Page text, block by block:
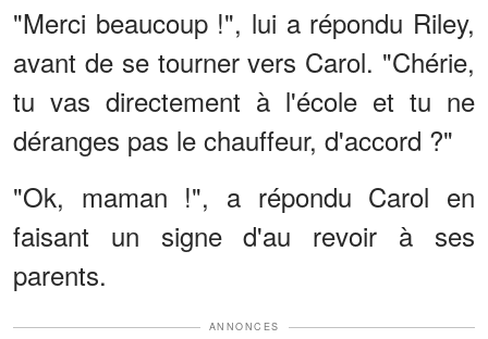
"Merci beaucoup !", lui a répondu Riley,
avant de se tourner vers Carol. "Chérie,
tu vas directement à l'école et tu ne
déranges pas le chauffeur, d'accord ?"
"Ok, maman !", a répondu Carol en
faisant un signe d'au revoir à ses
parents.
ANNONCES